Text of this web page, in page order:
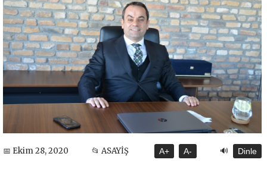
📅 Ekim 28, 2020 📂 ASAYİŞ A+ A- 🔊 Dinle